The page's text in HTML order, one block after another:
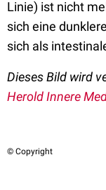
Linie) ist nicht
sich eine
sich als
Dieses Bild wird
Herold Innere
© Copyright